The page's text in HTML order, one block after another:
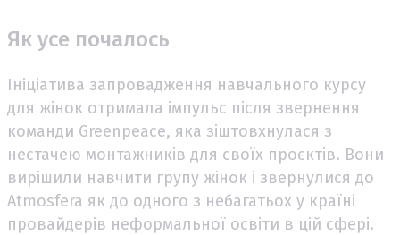
Як усе почалось
Ініціатива запровадження навчального курсу
для жінок отримала імпульс після звернення
команди Greenpeace, яка зіштовхнулася з
нестачею монтажників для своїх проєктів. Вони
вирішили навчити групу жінок і звернулися до
Atmosfera як до одного з небагатьох у країні
провайдерів неформальної освіти в цій сфері.